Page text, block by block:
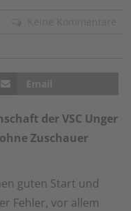
Email
der VSC Unger
Zuschauer
guten Start und
Fehler, vor allem